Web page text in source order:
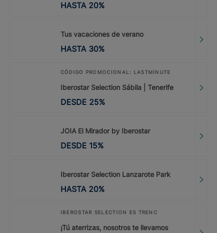
HASTA 20%
Tus vacaciones de verano
HASTA 30%
CÓDIGO PROMOCIONAL: LASTMINUTE
Iberostar Selection Sábila | Tenerife
DESDE 25%
JOIA El Mirador by Iberostar
DESDE 15%
Iberostar Selection Lanzarote Park
HASTA 20%
IBEROSTAR SELECTION ES TRENC
¡Tú aterrizas, nosotros te llevamos